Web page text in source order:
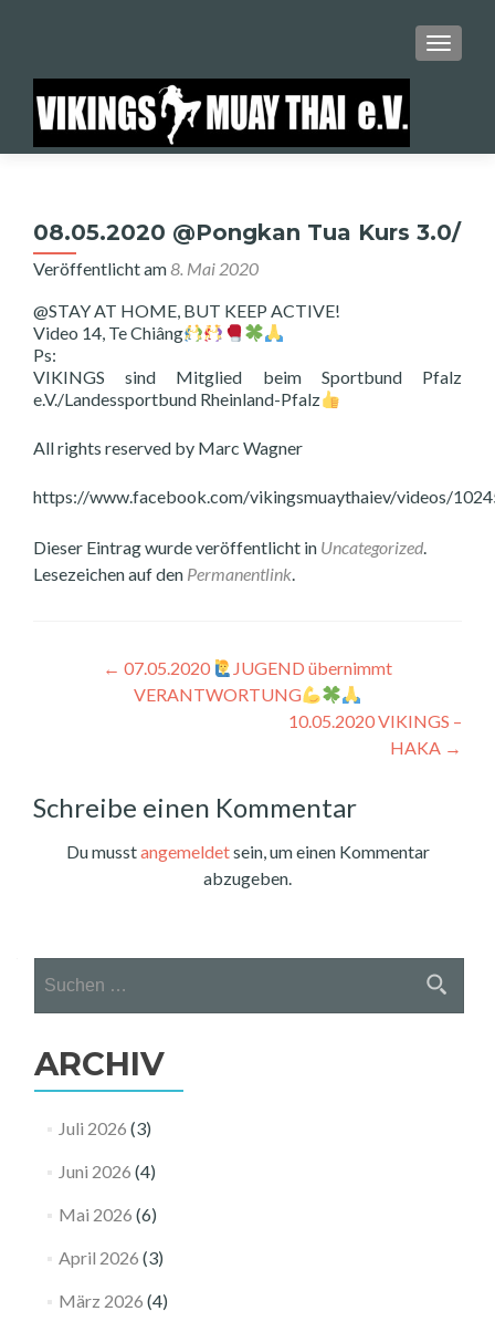
08.05.2020 @Pongkan Tua Kurs 3.0/
Veröffentlicht am8. Mai 2020
@STAY AT HOME, BUT KEEP ACTIVE!
Video 14, Te Chiâng
Ps:
VIKINGS sind Mitglied beim Sportbund Pfalz
e.V./Landessportbund Rheinland-Pfalz
All rights reserved by Marc Wagner
https://www.facebook.com/vikingsmuaythaiev/videos/
Dieser Eintrag wurde veröffentlicht in Uncategorized.
Lesezeichen auf den Permanentlink.
Beitragsnavigation
← 07.05.2020
JUGEND übernimmt
VERANTWORTUNG
10.05.2020 VIKINGS –
HAKA →
Schreibe einen Kommentar
Du musstangemeldetsein, um einen Kommentar
abzugeben.
nach:
ARCHIV
Juli 2026 (3)
Juni 2026 (4)
Mai 2026 (6)
April 2026 (3)
März 2026 (4)